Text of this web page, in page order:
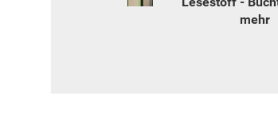
mehr